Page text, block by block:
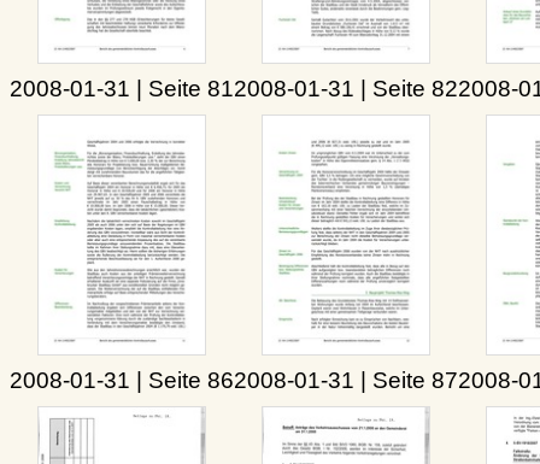
2008-01-31 | Seite 812008-01-31 | Seite 822008-
2008-01-31 | Seite 862008-01-31 | Seite 872008-